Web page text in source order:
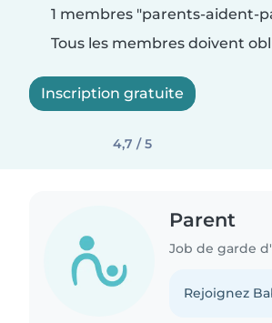
1 membres "parents-aident-
Tous les membres doivent
Inscription gratuite
4,7 / 5
Parent
Job de garde
Rejoignez